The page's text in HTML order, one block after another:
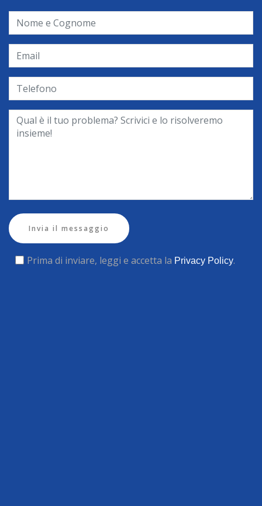
Invia il messaggio
Prima di inviare, leggi e accetta la Privacy Policy.